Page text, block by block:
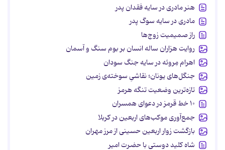
هنر مادری در سایه‌ فقدان پدر
مادری در سایه سوگ پدر
راز صمیمیت زوج‌ها
روایت هزاران ساله انسان بر بوم سنگ و آسمان
اهرام مِروئه در سایه جنگ سودان
جنگل‌های یونان؛ نقاشیِ سوخته‌ی زمین
تازه‌ترین وضعیت تنگه هرمز
۱۰ خط قرمز در دعوای همسران
جمع‌آوری موکب‌های اربعین در کربلا
بازگشت زوار اربعین حسینی از مرز مهران
شاه کلید دوستی با حضرت امیر